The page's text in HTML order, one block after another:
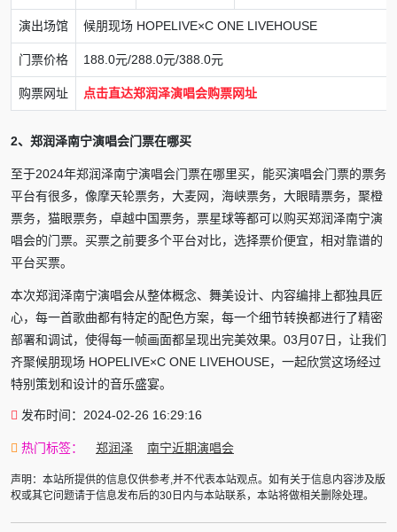
演出场馆 候朋现场 HOPELIVE×C ONE LIVEHOUSE
门票价格 188.0元/288.0元/388.0元
购票网址 点击直达郑润泽演唱会购票网址
2、郑润泽南宁演唱会门票在哪买
至于2024年郑润泽南宁演唱会门票在哪里买，能买演唱会门票的票务
平台有很多，像摩天轮票务，大麦网，海峡票务，大眼睛票务，聚橙
票务，猫眼票务，卓越中国票务，票星球等都可以购买郑润泽南宁演
唱会的门票。买票之前要多个平台对比，选择票价便宜，相对靠谱的
平台买票。
本次郑润泽南宁演唱会从整体概念、舞美设计、内容编排上都独具匠
心，每一首歌曲都有特定的配色方案，每一个细节转换都进行了精密
部署和调试，使得每一帧画面都呈现出完美效果。03月07日，让我们
齐聚候朋现场 HOPELIVE×C ONE LIVEHOUSE，一起欣赏这场经过
特别策划和设计的音乐盛宴。
发布时间：2024-02-26 16:29:16
热门标签： 郑润泽 南宁近期演唱会
声明：本站所提供的信息仅供参考,并不代表本站观点。如有关于信息内容涉及版
权或其它问题请于信息发布后的30日内与本站联系，本站将做相关删除处理。